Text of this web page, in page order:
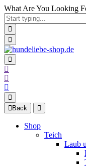
What Are You Looking
Back
Shop
Teich
Laub